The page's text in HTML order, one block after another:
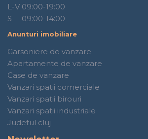
L-V 09:00-19:00
S 09:00-14:00
Anunturi imobiliare
Garsoniere de vanzare
Apartamente de vanzare
Case de vanzare
Vanzari spatii comerciale
Vanzari spatii birouri
Vanzari spatii industriale
Judetul cluj